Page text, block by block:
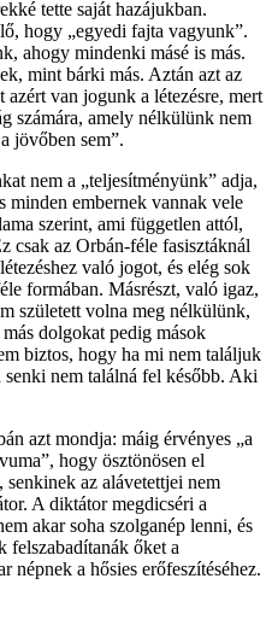
tette saját hazájukban.
hogy „egyedi fajta vagyunk”.
ahogy mindenki másé is más.
mint bárki más. Aztán azt az
van jogunk a létezésre, mert
számára, amely nélkülünk nem
jövőben sem”.
nem a „teljesítményünk” adja,
minden embernek vannak vele
szerint, ami független attól,
csak az Orbán-féle fasisztáknál
való jogot, és elég sok
formában. Másrészt, való igaz,
született volna meg nélkülünk,
dolgokat pedig mások
biztos, hogy ha mi nem találjuk
nem találná fel később. Aki
azt mondja: máig érvényes „a
hogy ösztönösen el
az alávetettjei nem
A diktátor megdicséri a
akar soha szolganép lenni, és
felszabadítanák őket a
népnek a hősies erőfeszítéséhez.